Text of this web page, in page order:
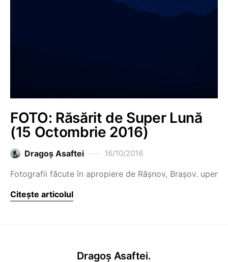
FOTO: Răsărit de Super Lună
(15 Octombrie 2016)
Dragoş Asaftei 16/10/2016
Fotografii făcute în apropiere de Râșnov, Brașov. uper
Citește articolul
Dragoș Asaftei.